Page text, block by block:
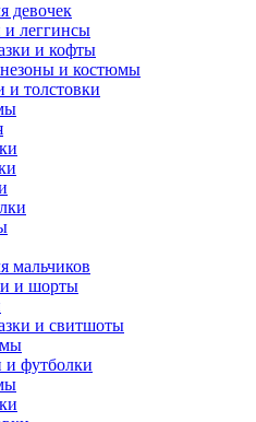
девочек
леггинсы
и кофты
и костюмы
и толстовки
мальчиков
и шорты
и свитшоты
футболки